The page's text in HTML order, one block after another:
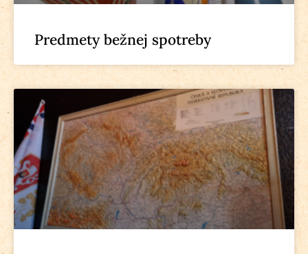
Predmety bežnej spotreby